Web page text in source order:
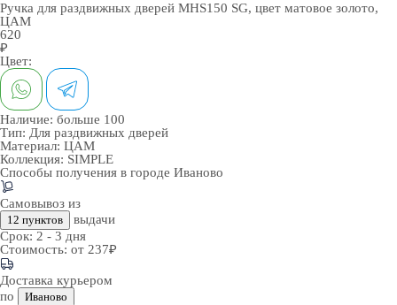
Ручка для раздвижных дверей MHS150 SG, цвет матовое золото,
ЦАМ
620
₽
Цвет:
Наличие: больше 100
Тип: Для раздвижных дверей
Материал: ЦАМ
Коллекция: SIMPLE
Способы получения в городе Иваново
Самовывоз из
12 пунктов
выдачи
Срок: 2 - 3 дня
Стоимость: от 237₽
Доставка курьером
по
Иваново